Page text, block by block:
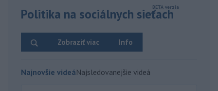
Politika na sociálnych sieťach
Info
Zobraziť viac
Najnovšie videáNajsledovanejšie videá